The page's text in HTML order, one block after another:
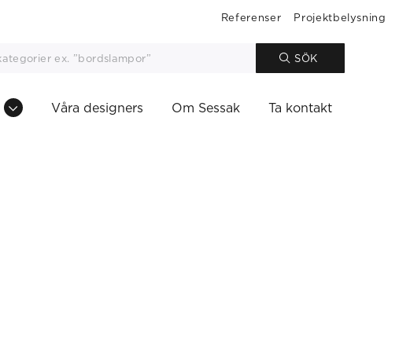
Referenser Projektbelysning
SÖK
Våra designers Om Sessak Ta kontakt